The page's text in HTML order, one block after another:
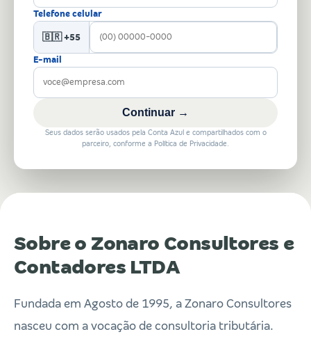
Telefone celular
🇧🇷 +55
E-mail
Continuar →
Seus dados serão usados pela Conta Azul e compartilhados com o
parceiro, conforme a Política de Privacidade.
Sobre o Zonaro Consultores e
Contadores LTDA
Fundada em Agosto de 1995, a Zonaro Consultores
nasceu com a vocação de consultoria tributária.